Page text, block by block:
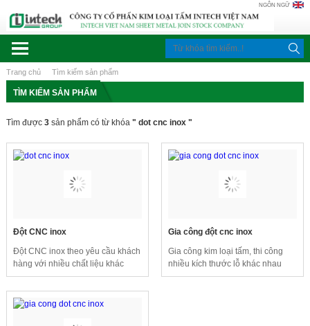
NGÔN NGỮ
Trang chủ Tìm kiếm sản phẩm
TÌM KIẾM SẢN PHẨM
Tìm được 3sản phẩm có từ khóa " dot cnc inox "
Đột CNC inox
Đột CNC inox theo yêu cầu khách
hàng với nhiều chất liệu khác
nhau.
Gia công đột cnc inox
Gia công kim loại tấm, thi công
nhiều kích thước lỗ khác nhau
theo yêu cầu của khách hàng kích